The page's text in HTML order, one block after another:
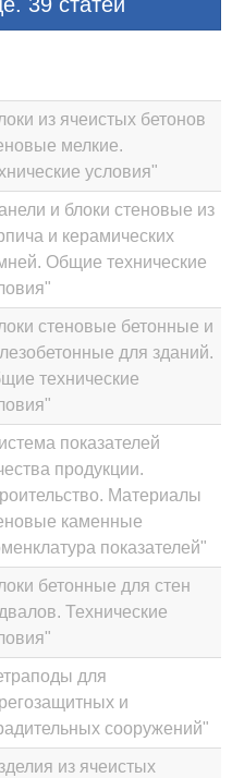
из ячеистых бетонов
мелкие.
условия"
и блоки стеновые из
и керамических
Общие технические
стеновые бетонные и
для зданий.
технические
показателей
продукции.
Материалы
каменные
показателей"
бетонные для стен
Технические
для
и
сооружений"
из ячеистых